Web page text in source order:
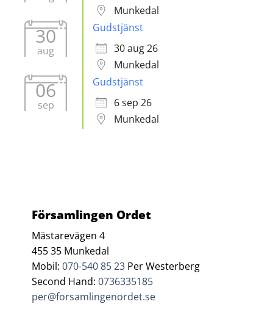
Munkedal
30
aug
Gudstjänst
30 aug 26
Munkedal
06
sep
Gudstjänst
6 sep 26
Munkedal
Församlingen Ordet
Mästarevägen 4
455 35 Munkedal
Mobil:070-540 85 23 Per Westerberg
Second Hand:0736335185
per@forsamlingenordet.se